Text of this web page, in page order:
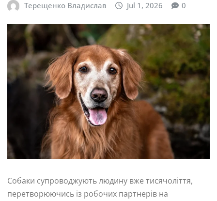
Терещенко Владислав Jul 1, 2026 0
Собаки супроводжують людину вже тисячоліття,
перетворюючись із робочих партнерів на